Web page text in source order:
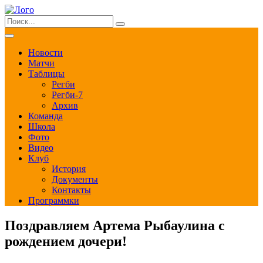
Новости
Матчи
Таблицы
Регби
Регби-7
Архив
Команда
Школа
Фото
Видео
Клуб
История
Документы
Контакты
Программки
Поздравляем Артема Рыбаулина с
рождением дочери!